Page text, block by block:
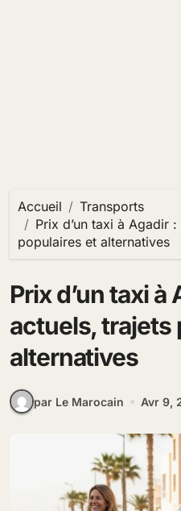
Accueil
Transports
Prix d’un taxi à Agadir
populaires et alternatives
Prix d’un taxi à
actuels, trajets
alternatives
par Le Marocain Avr 9,